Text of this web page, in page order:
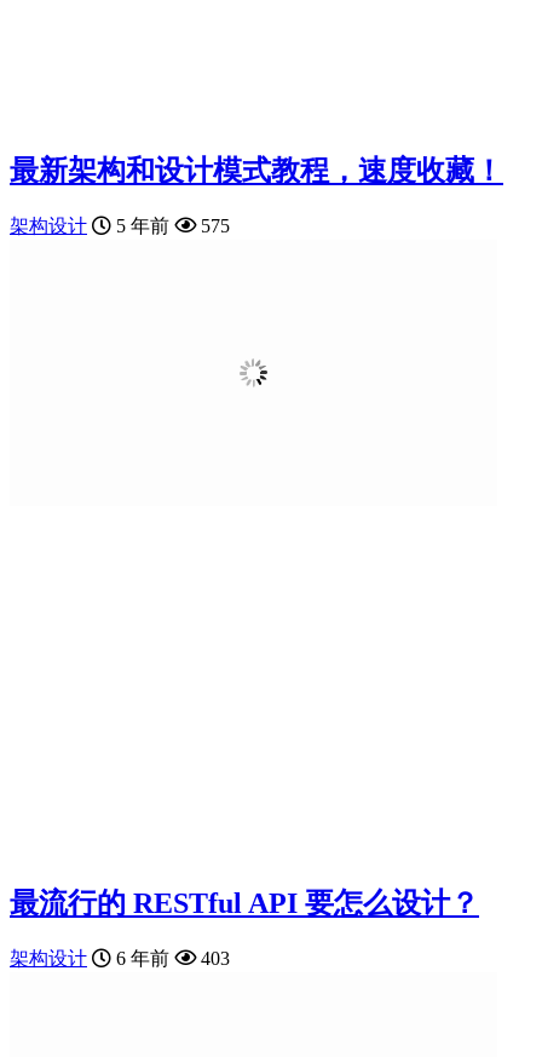
最新架构和设计模式教程，速度收藏！
架构设计 5 年前 575
最流行的 RESTful API 要怎么设计？
架构设计 6 年前 403